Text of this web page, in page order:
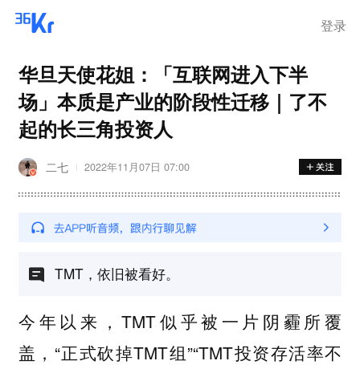
登录
华旦天使花姐：「互联网进入下半
场」本质是产业的阶段性迁移｜了不
起的长三角投资人
二七 2022年11月07日 07:00
TMT，依旧被看好。
今年以来，TMT似乎被一片阴霾所覆
盖，“正式砍掉TMT组”“TMT投资存活率不